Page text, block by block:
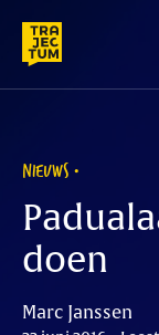
content
NIEUWS
doen
Marc Janssen